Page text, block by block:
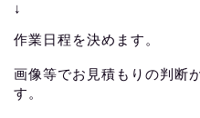
↓
作業日程を決めます。
画像等でお見積もりの判断
す。